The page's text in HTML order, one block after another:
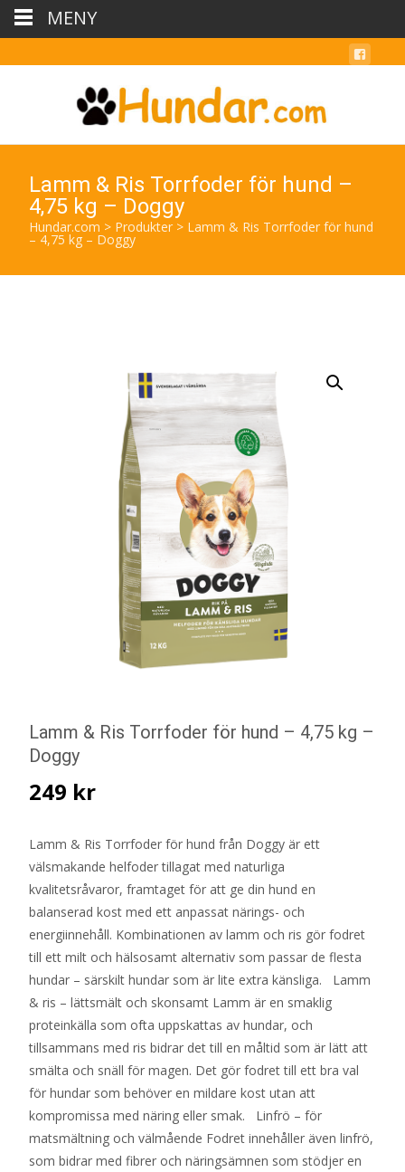
Lamm & Ris Torrfoder för hund –
4,75 kg – Doggy
Hundar.com > Produkter > Lamm & Ris Torrfoder för hund
– 4,75 kg – Doggy
Lamm & Ris Torrfoder för hund – 4,75 kg –
Doggy
249 kr
Lamm & Ris Torrfoder för hund från Doggy är ett
välsmakande helfoder tillagat med naturliga
kvalitetsråvaror, framtaget för att ge din hund en
balanserad kost med ett anpassat närings- och
energiinnehåll. Kombinationen av lamm och ris gör fodret
till ett milt och hälsosamt alternativ som passar de flesta
hundar – särskilt hundar som är lite extra känsliga. Lamm
& ris – lättsmält och skonsamt Lamm är en smaklig
proteinkälla som ofta uppskattas av hundar, och
tillsammans med ris bidrar det till en måltid som är lätt att
smälta och snäll för magen. Det gör fodret till ett bra val
för hundar som behöver en mildare kost utan att
kompromissa med näring eller smak. Linfrö – för
matsmältning och välmående Fodret innehåller även linfrö,
som bidrar med fibrer och näringsämnen som stödjer en
MENY